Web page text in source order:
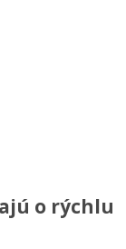
o rýchlu